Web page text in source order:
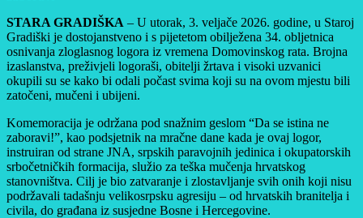
STARA GRADIŠKA – U utorak, 3. veljače 2026. godine, u Staroj
Gradiški je dostojanstveno i s pijetetom obilježena 34. obljetnica
osnivanja zloglasnog logora iz vremena Domovinskog rata. Brojna
izaslanstva, preživjeli logoraši, obitelji žrtava i visoki uzvanici
okupili su se kako bi odali počast svima koji su na ovom mjestu bili
zatočeni, mučeni i ubijeni.
Komemoracija je održana pod snažnim geslom “Da se istina ne
zaboravi!”, kao podsjetnik na mračne dane kada je ovaj logor,
instruiran od strane JNA, srpskih paravojnih jedinica i okupatorskih
srbočetničkih formacija, služio za teška mučenja hrvatskog
stanovništva. Cilj je bio zatvaranje i zlostavljanje svih onih koji nisu
podržavali tadašnju velikosrpsku agresiju – od hrvatskih branitelja i
civila, do građana iz susjedne Bosne i Hercegovine.